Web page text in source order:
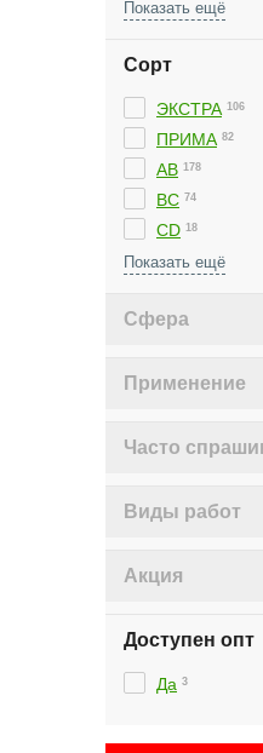
Сорт
ЭКСТРА 106
ПРИМА 82
АВ 178
ВС 74
С
CD 18
Сфера
Применение
Часто
Виды работ
Акция
Доступен опт
Да 3